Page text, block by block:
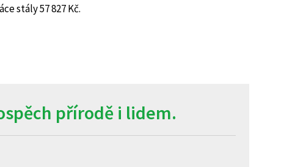
stály 57 827 Kč.
přírodě i lidem.